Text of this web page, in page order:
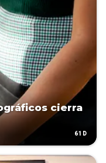
cierra
61D